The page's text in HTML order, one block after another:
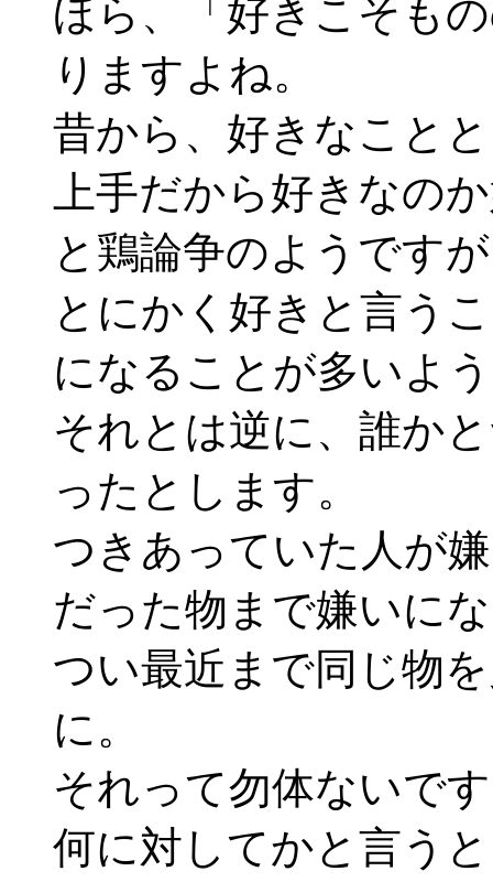
ほら、「好きこそも
りますよね。
昔から、好きなこと
上手だから好きなの
と鶏論争のようです
とにかく好きと言う
になることが多いよ
それとは逆に、誰か
ったとします。
つきあっていた人が
だった物まで嫌いに
つい最近まで同じ物
に。
それって勿体ないで
何に対してかと言う